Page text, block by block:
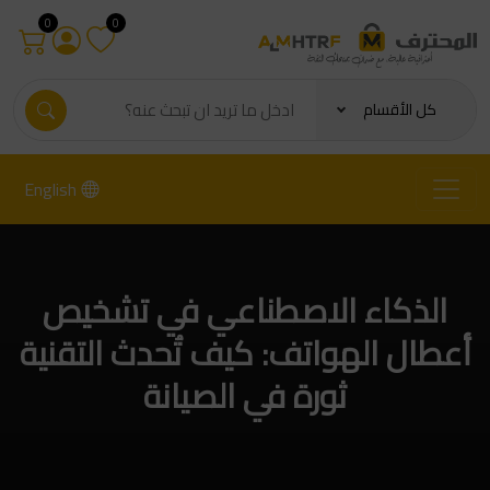
0
0
كل الأقسام
English
الذكاء الاصطناعي في تشخيص
أعطال الهواتف: كيف تُحدث التقنية
ثورة في الصيانة